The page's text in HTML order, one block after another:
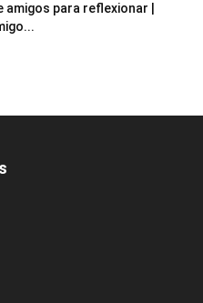
amigos para reflexionar |